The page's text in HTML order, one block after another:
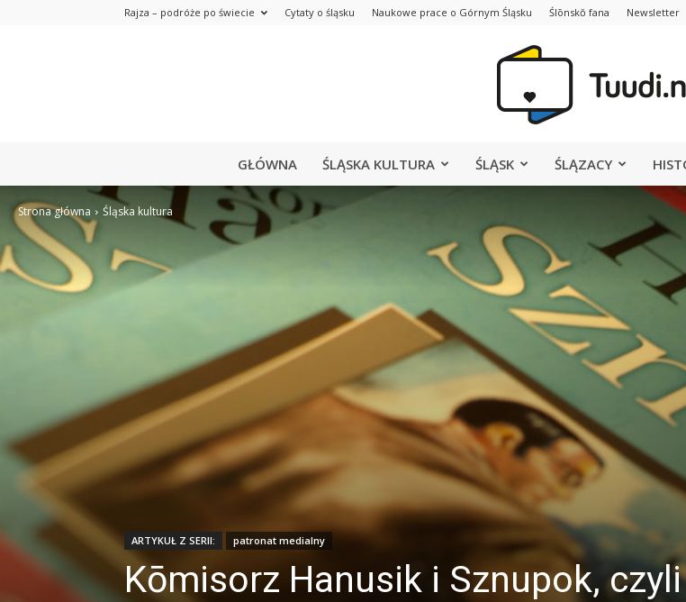
Rajza – podróże po świecie Cytaty o śląsku Naukowe prace o Górnym Śląsku Ślōnskŏ fana Newsletter
Portal
GŁÓWNA ŚLĄSKA KULTURA ŚLĄSK ŚLĄZACY
Strona główna Śląska kultura
ARTYKUŁ Z SERII: patronat medialny
Kōmisorz Hanusik i Sznupok,